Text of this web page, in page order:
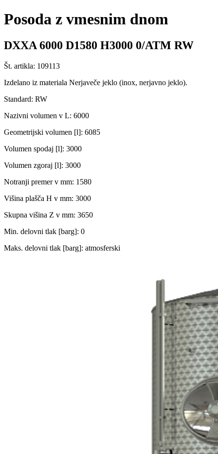
Posoda z vmesnim dnom
DXXA 6000 D1580 H3000 0/ATM RW
Št. artikla: 109113
Izdelano iz materiala Nerjaveče jeklo (inox, nerjavno jeklo).
Standard: RW
Nazivni volumen v L: 6000
Geometrijski volumen [l]: 6085
Volumen spodaj [l]: 3000
Volumen zgoraj [l]: 3000
Notranji premer v mm: 1580
Višina plašča H v mm: 3000
Skupna višina Z v mm: 3650
Min. delovni tlak [barg]: 0
Maks. delovni tlak [barg]: atmosferski